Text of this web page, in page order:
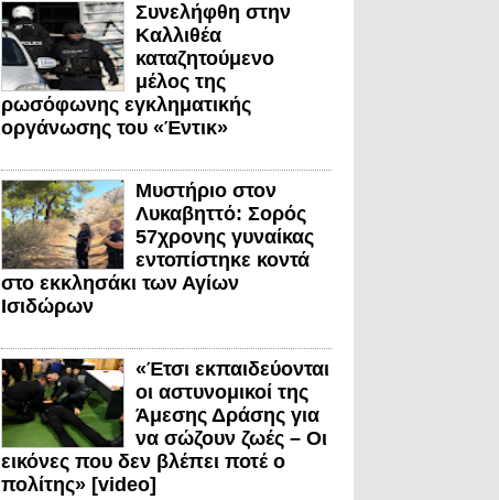
Συνελήφθη στην
Καλλιθέα
καταζητούμενο
μέλος της
ρωσόφωνης εγκληματικής
οργάνωσης του «Έντικ»
Μυστήριο στον
Λυκαβηττό: Σορός
57χρονης γυναίκας
εντοπίστηκε κοντά
στο εκκλησάκι των Αγίων
Ισιδώρων
«Έτσι εκπαιδεύονται
οι αστυνομικοί της
Άμεσης Δράσης για
να σώζουν ζωές – Οι
εικόνες που δεν βλέπει ποτέ ο
πολίτης» [video]